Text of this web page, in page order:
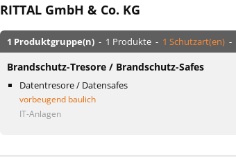
RITTAL GmbH & Co. KG
1 Produktgruppe(n)- 1 Produkte - 1 Schutzart(en)-
Brandschutz-Tresore / Brandschutz-Safes
Datentresore / Datensafes
vorbeugend baulich
IT-Anlagen